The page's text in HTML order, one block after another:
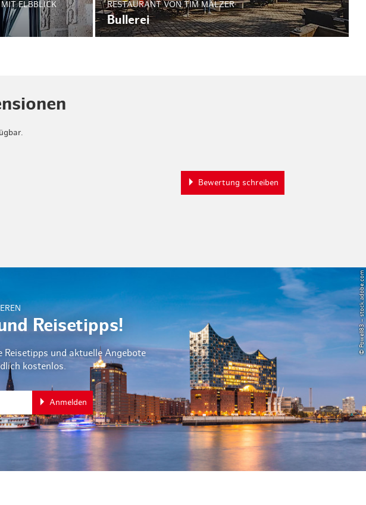
ELBBLICK RESTAURANT VON TIM MÄLZER
Bullerei
Bewertung schreiben
Reisetipps!
und aktuelle Angebote
kostenlos.
Anmelden
© Powell83 – stock.adobe.com